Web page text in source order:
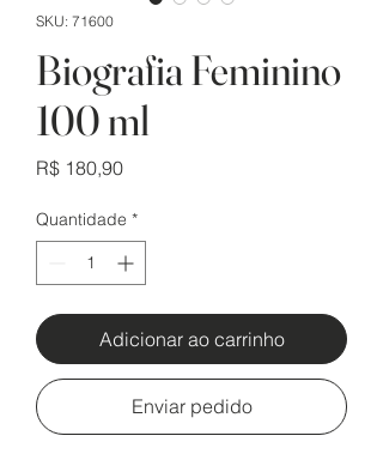
SKU: 71600
Biografia Feminino
100 ml
R$ 180,90Preço
Quantidade *
Adicionar ao carrinho
Enviar pedido